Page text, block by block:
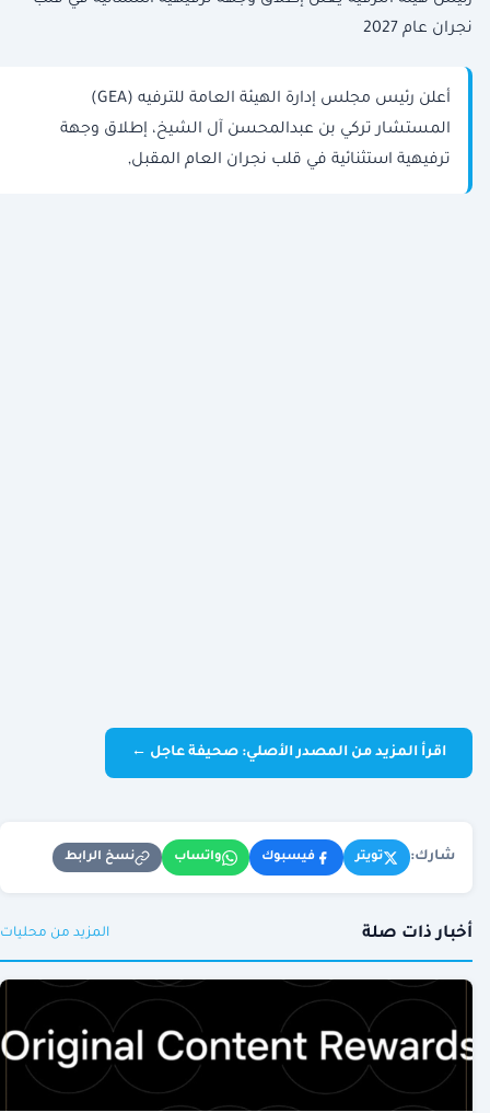
نجران عام 2027
أعلن رئيس مجلس إدارة الهيئة العامة للترفيه (GEA)
المستشار تركي بن عبدالمحسن آل الشيخ، إطلاق وجهة
ترفيهية استثنائية في قلب نجران العام المقبل,
اقرأ المزيد من المصدر الأصلي: صحيفة عاجل ←
شارك: تويتر فيسبوك واتساب نسخ الرابط
أخبار ذات صلة المزيد من محليات